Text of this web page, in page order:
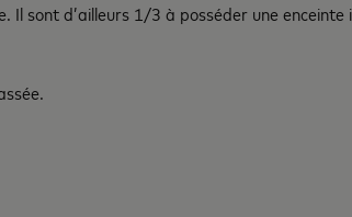
sont d’ailleurs 1/3 à posséder une enceinte